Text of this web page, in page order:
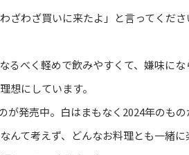
ざわざ買いに来たよ」と言ってくだ
べく軽めで飲みやすくて、嫌味にな
想にしています。
発売中。白はまもなく2024年のもの
て考えず、どんなお料理とも一緒